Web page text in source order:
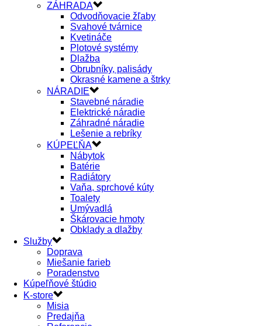
ZÁHRADA
Odvodňovacie žľaby
Svahové tvárnice
Kvetináče
Plotové systémy
Dlažba
Obrubníky, palisády
Okrasné kamene a štrky
NÁRADIE
Stavebné náradie
Elektrické náradie
Záhradné náradie
Lešenie a rebríky
KÚPEĽŇA
Nábytok
Batérie
Radiátory
Vaňa, sprchové kúty
Toalety
Umývadlá
Škárovacie hmoty
Obklady a dlažby
Služby
Doprava
Miešanie farieb
Poradenstvo
Kúpeľňové štúdio
K-store
Misia
Predajňa